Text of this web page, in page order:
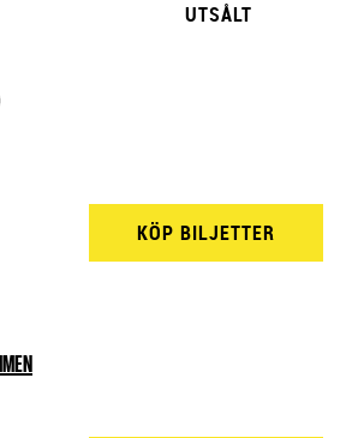
UTSÅLT
KÖP BILJETTER